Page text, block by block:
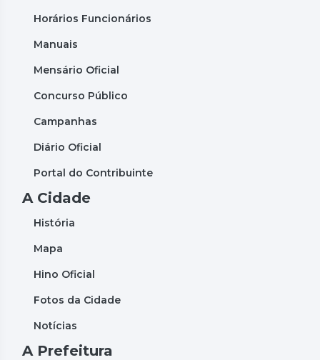
Horários Funcionários
Manuais
Mensário Oficial
Concurso Público
Campanhas
Diário Oficial
Portal do Contribuinte
A Cidade
História
Mapa
Hino Oficial
Fotos da Cidade
Notícias
A Prefeitura